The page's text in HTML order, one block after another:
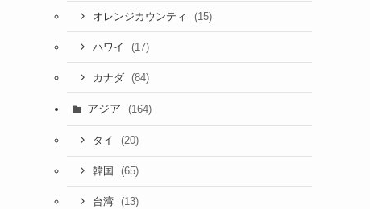
オレンジカウンティ (15)
ハワイ (17)
カナダ (84)
アジア (164)
タイ (20)
韓国 (65)
台湾 (13)